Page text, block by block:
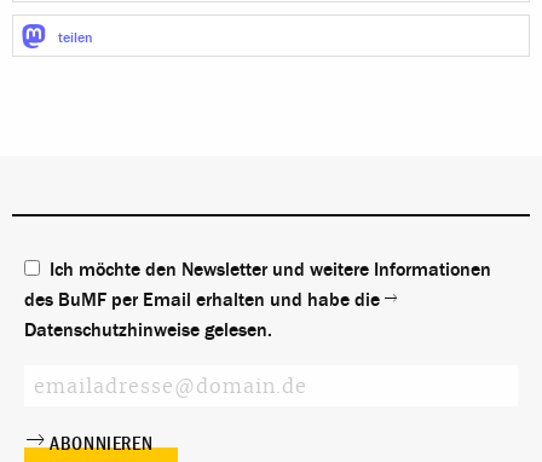
teilen
Ich möchte den Newsletter und weitere Informationen
des BuMF per Email erhalten und habe die
Datenschutzhinweise gelesen.